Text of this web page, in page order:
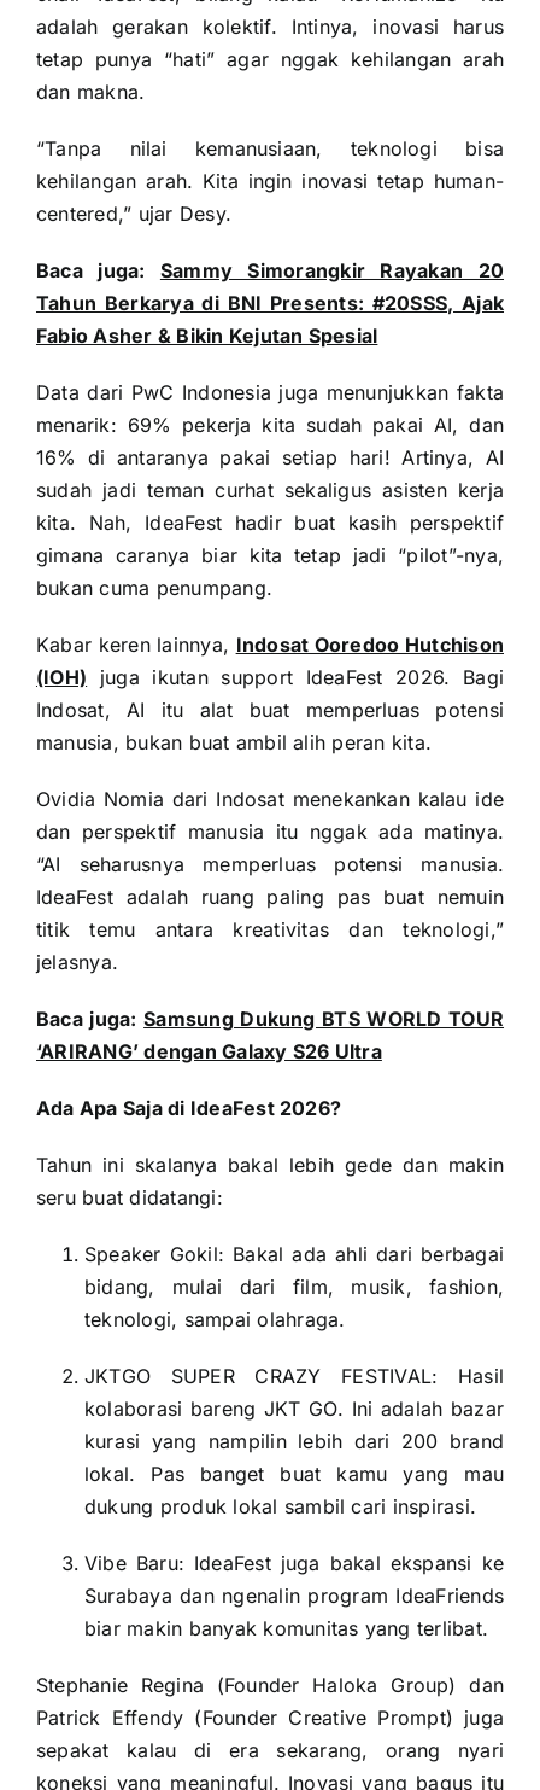
adalah gerakan kolektif. Intinya, inovasi harus
tetap punya “hati” agar nggak kehilangan arah
dan makna.
“Tanpa nilai kemanusiaan, teknologi bisa
kehilangan arah. Kita ingin inovasi tetap human-
centered,” ujar Desy.
Baca juga: Sammy Simorangkir Rayakan 20
Tahun Berkarya di BNI Presents: #20SSS, Ajak
Fabio Asher & Bikin Kejutan Spesial
Data dari PwC Indonesia juga menunjukkan fakta
menarik: 69% pekerja kita sudah pakai AI, dan
16% di antaranya pakai setiap hari! Artinya, AI
sudah jadi teman curhat sekaligus asisten kerja
kita. Nah, IdeaFest hadir buat kasih perspektif
gimana caranya biar kita tetap jadi “pilot”-nya,
bukan cuma penumpang.
Kabar keren lainnya, Indosat Ooredoo Hutchison
(IOH) juga ikutan support IdeaFest 2026. Bagi
Indosat, AI itu alat buat memperluas potensi
manusia, bukan buat ambil alih peran kita.
Ovidia Nomia dari Indosat menekankan kalau ide
dan perspektif manusia itu nggak ada matinya.
“AI seharusnya memperluas potensi manusia.
IdeaFest adalah ruang paling pas buat nemuin
titik temu antara kreativitas dan teknologi,”
jelasnya.
Baca juga:Samsung Dukung BTS WORLD TOUR
‘ARIRANG’ dengan Galaxy S26 Ultra
Ada Apa Saja di IdeaFest 2026?
Tahun ini skalanya bakal lebih gede dan makin
seru buat didatangi:
Speaker Gokil: Bakal ada ahli dari berbagai
bidang, mulai dari film, musik, fashion,
teknologi, sampai olahraga.
JKTGO SUPER CRAZY FESTIVAL: Hasil
kolaborasi bareng JKT GO. Ini adalah bazar
kurasi yang nampilin lebih dari 200 brand
lokal. Pas banget buat kamu yang mau
dukung produk lokal sambil cari inspirasi.
Vibe Baru: IdeaFest juga bakal ekspansi ke
Surabaya dan ngenalin program IdeaFriends
biar makin banyak komunitas yang terlibat.
Stephanie Regina (Founder Haloka Group) dan
Patrick Effendy (Founder Creative Prompt) juga
sepakat kalau di era sekarang, orang nyari
koneksi yang meaningful. Inovasi yang bagus itu